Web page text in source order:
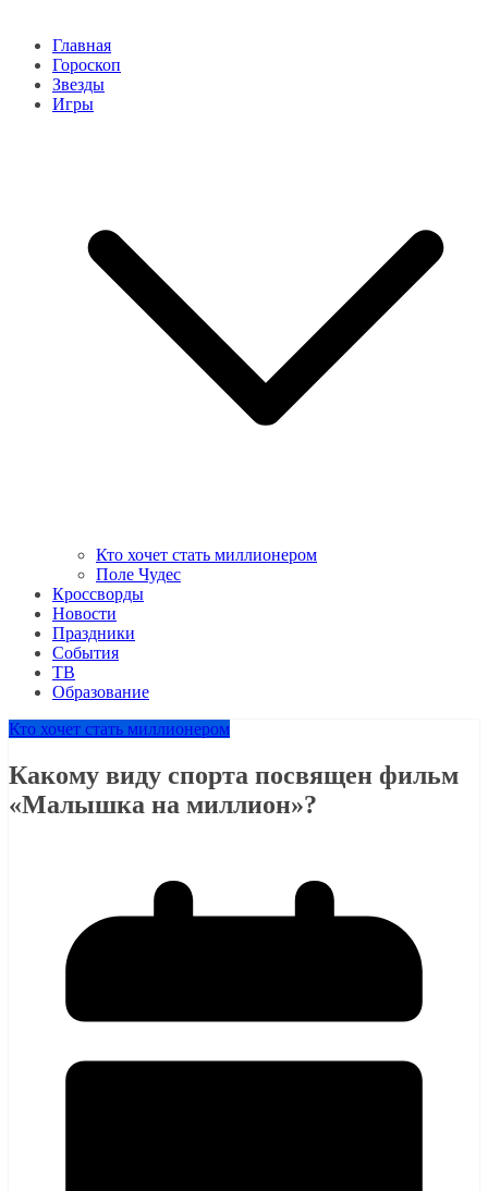
Главная
Гороскоп
Звезды
Игры
Кто хочет стать миллионером
Поле Чудес
Кроссворды
Новости
Праздники
События
ТВ
Образование
Кто хочет стать миллионером
Какому виду спорта посвящен фильм
«Малышка на миллион»?